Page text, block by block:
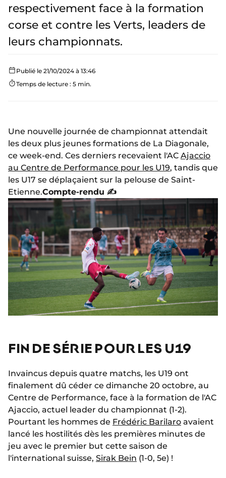
respectivement face à la formation
corse et contre les Verts, leaders de
leurs championnats.
Publié le 21/10/2024 à 13:46
Temps de lecture : 5 min.
Une nouvelle journée de championnat attendait
les deux plus jeunes formations de La Diagonale,
ce week-end. Ces derniers recevaient l'AC Ajaccio
au Centre de Performance pour les U19, tandis que
les U17 se déplaçaient sur la pelouse de Saint-
Etienne.Compte-rendu ✍️
FIN DE SÉRIE POUR LES U19
Invaincus depuis quatre matchs, les U19 ont
finalement dû céder ce dimanche 20 octobre, au
Centre de Performance, face à la formation de l'AC
Ajaccio, actuel leader du championnat (1-2).
Pourtant les hommes de Frédéric Barilaro avaient
lancé les hostilités dès les premières minutes de
jeu avec le premier but cette saison de
l'international suisse, Sirak Bein (1-0, 5e) !